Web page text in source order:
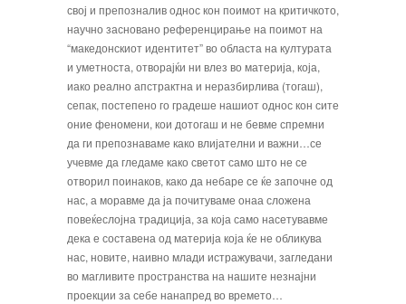
свој и препозналив однос кон поимот на критичко­то,
научно засновано референцирање на поимот на
“македонскиот идентитет” во областа на културата
и уметноста, отворајќи ни влез во материја, која,
иако реално апстрактна и неразбирлива (тогаш),
сепак, постепено го градеше нашиот однос кон сите
оние феномени, кои дотогаш и не бевме спремни
да ги препознаваме како влијателни и важни…се
учевме да гледаме како светот само што не се
отворил поинаков, како да небаре се ќе започне од
нас, а моравме да ја почитуваме онаа сложена
повеќеслојна традиција, за која само насетувавме
дека е составена од материја која ќе не обликува
нас, новите, наивно млади истражувачи, загледа­ни
во магливите пространства на нашите незнајни
проекции за себе нанапред во времето…